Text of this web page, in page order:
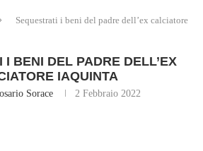
Sequestrati i beni del padre dell’ex calciatore
I BENI DEL PADRE DELL’EX
IAQUINTA
Sorace 2 Febbraio 2022